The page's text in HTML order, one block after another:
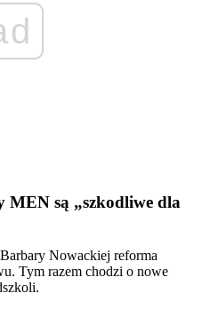
są „szkodliwe dla
Nowackiej reforma
Tym razem chodzi o nowe